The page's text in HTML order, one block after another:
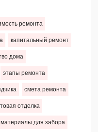
ремонта
капитальный ремонт
дома
этапы ремонта
смета ремонта
отделка
материалы для забора